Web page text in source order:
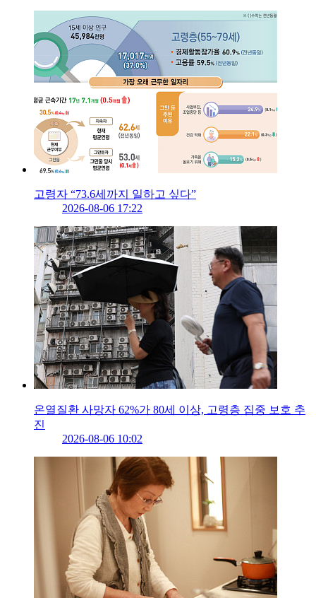
고령자 “73.6세까지 일하고 싶다”
2026-08-06 17:22
온열질환 사망자 62%가 80세 이상, 고령층 집중 보호 추
진
2026-08-06 10:02